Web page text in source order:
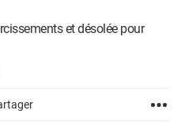
et désolée pour